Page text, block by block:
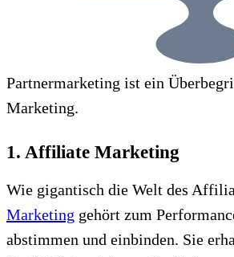
Partnermarketing ist ein
Marketing.
1. Affiliate Marketing
Wie gigantisch die Welt des
Marketing gehört zum
abstimmen und einbinden. Sie